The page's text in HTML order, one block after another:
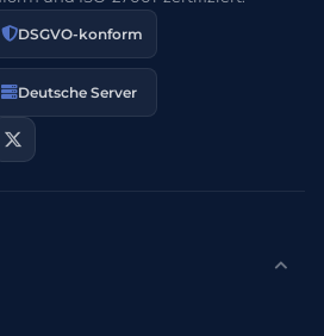
DSGVO-konform
Deutsche Server